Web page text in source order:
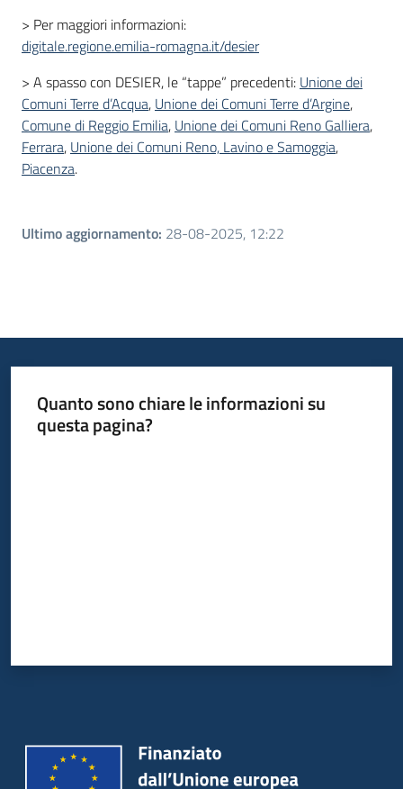
> Per maggiori informazioni:
digitale.regione.emilia-romagna.it/desier
> A spasso con DESIER, le “tappe” precedenti: Unione dei
Comuni Terre d’Acqua, Unione dei Comuni Terre d’Argine,
Comune di Reggio Emilia, Unione dei Comuni Reno Galliera,
Ferrara, Unione dei Comuni Reno, Lavino e Samoggia,
Piacenza.
Ultimo aggiornamento: 28-08-2025, 12:22
Quanto sono chiare le informazioni su
questa pagina?